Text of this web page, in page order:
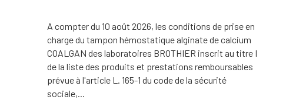
A compter du 10 août 2026, les conditions de prise en
charge du tampon hémostatique alginate de calcium
COALGAN des laboratoires BROTHIER inscrit au titre I
de la liste des produits et prestations remboursables
prévue à l'article L. 165-1 du code de la sécurité
sociale,...